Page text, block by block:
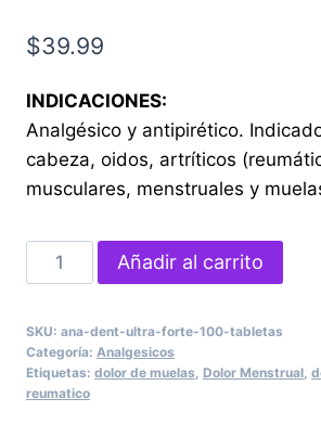
$39.99
INDICACIONES:
Analgésico y antipirético.
cabeza, oidos, artríticos
musculares, menstruales y
ANA-
DENT
FORTE
100
Tabletas
Añadir al carrito
SKU: ana-dent-ultra-forte-100-tabletas
Categoría: Analgesicos
Etiquetas: dolor de muelas, Dolor Menstrual,
reumatico